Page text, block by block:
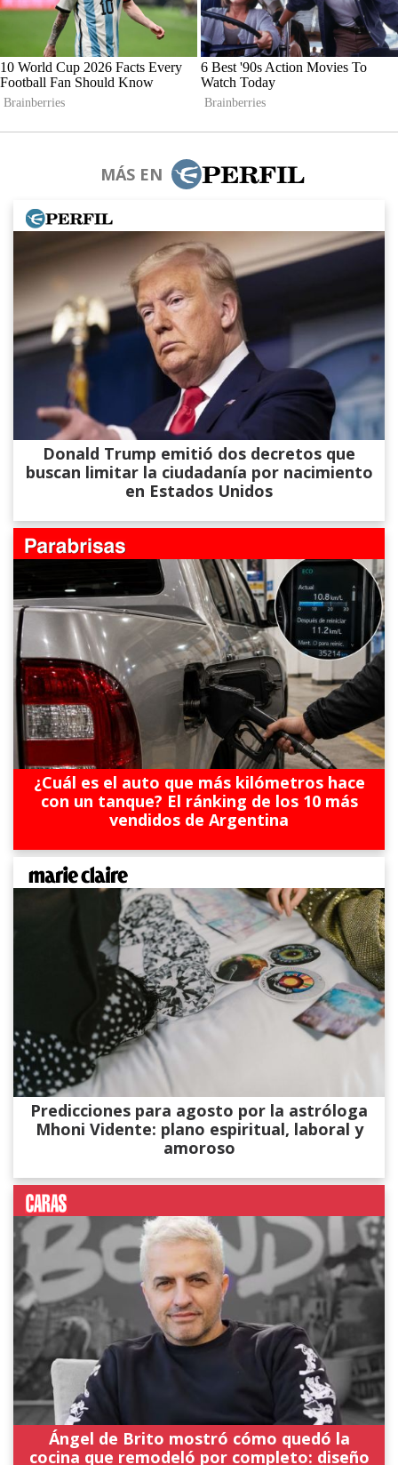
MÁS EN
Donald Trump emitió dos decretos que
buscan limitar la ciudadanía por nacimiento
en Estados Unidos
¿Cuál es el auto que más kilómetros hace
con un tanque? El ránking de los 10 más
vendidos de Argentina
Predicciones para agosto por la astróloga
Mhoni Vidente: plano espiritual, laboral y
amoroso
Ángel de Brito mostró cómo quedó la
cocina que remodeló por completo: diseño